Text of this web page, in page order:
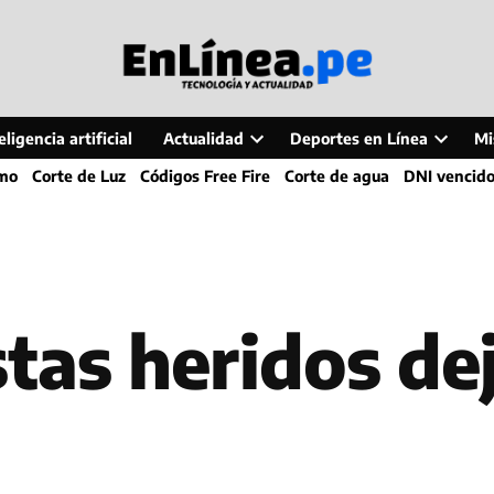
artificial Actualidad
Open
dropdown
Deportes en Línea
Open
dropdown
Corte de Luz Códigos Free Fire Corte de agua DNI vencido
heridos